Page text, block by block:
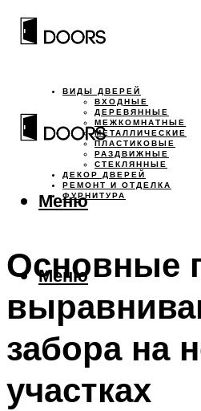
ВИДЫ ДВЕРЕЙ
ВХОДНЫЕ
ДЕРЕВЯННЫЕ
МЕЖКОМНАТНЫЕ
МЕТАЛЛИЧЕСКИЕ
ПЛАСТИКОВЫЕ
РАЗДВИЖНЫЕ
СТЕКЛЯННЫЕ
ДЕКОР ДВЕРЕЙ
РЕМОНТ И ОТДЕЛКА
ФУРНИТУРА
Меню
Меню
Основные
забора на
участках